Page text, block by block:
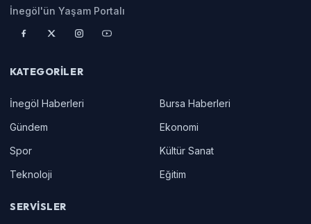
İnegöl'ün Yaşam Portalı
KATEGORILER
İnegöl Haberleri
Bursa Haberleri
Gündem
Ekonomi
Spor
Kültür Sanat
Teknoloji
Eğitim
SERVISLER